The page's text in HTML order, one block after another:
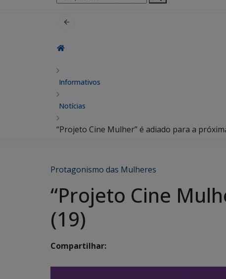
por:
Informativos
Notícias
“Projeto Cine Mulher” é adiado para a
Protagonismo das Mulheres
“Projeto Cine
(19)
Compartilhar: